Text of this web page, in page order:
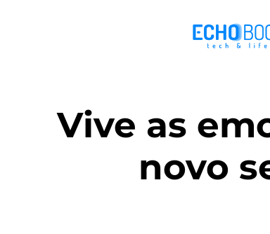
Vive as
novo